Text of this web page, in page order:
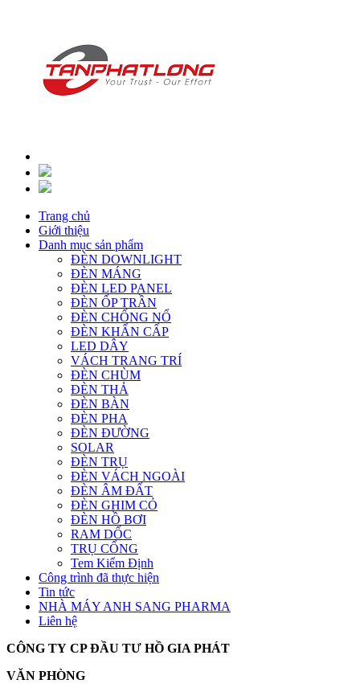
Trang chủ
Giới thiệu
Danh mục sản phẩm
ĐÈN DOWNLIGHT
ĐÈN MÁNG
ĐÈN LED PANEL
ĐÈN ỐP TRẦN
ĐÈN CHỐNG NỔ
ĐÈN KHẨN CẤP
LED DÂY
VÁCH TRANG TRÍ
ĐÈN CHÙM
ĐÈN THẢ
ĐÈN BÀN
ĐÈN PHA
ĐÈN ĐƯỜNG
SOLAR
ĐÈN TRỤ
ĐÈN VÁCH NGOÀI
ĐÈN ÂM ĐẤT
ĐÈN GHIM CỎ
ĐÈN HỒ BƠI
RAM DỐC
TRỤ CỔNG
Tem Kiểm Định
Công trình đã thực hiện
Tin tức
NHÀ MÁY ANH SANG PHARMA
Liên hệ
CÔNG TY CP ĐẦU TƯ HỒ GIA PHÁT
VĂN PHÒNG